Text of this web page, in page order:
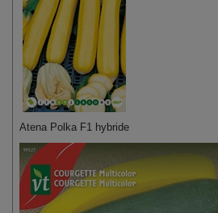
Atena Polka F1 hybride